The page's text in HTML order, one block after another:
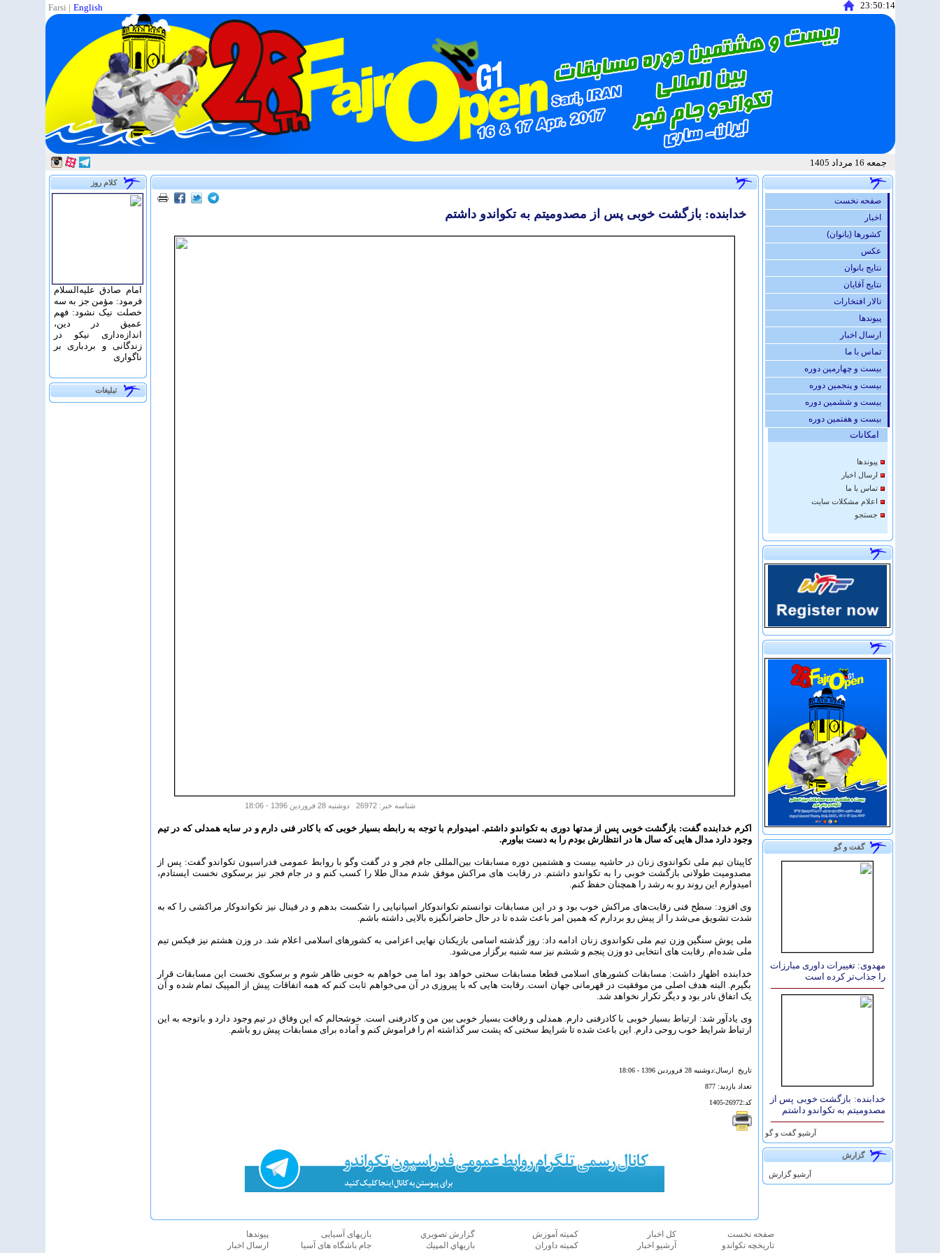
Farsi | English 23:50:14
جمعه 16 مرداد 1405
کلام روز
امام صادق علیه‌السلام
فرمود: مؤمن جز به سه
خصلت نیک نشود: فهم
عمیق در دین،
اندازه‌دارى نیکو در
زندگانى و بردبارى بر
ناگوارى
تبلیغات
خدابنده: بازگشت خوبی پس از مصدومیتم به تکواندو داشتم
شناسه خبر: 26972 دوشنبه 28 فروردين 1396 - 18:06
اکرم خدابنده گفت: بازگشت خوبی پس از مدتها دوری به تکواندو داشتم. امیدوارم با توجه به رابطه بسیار خوبی که با کادر فنی دارم و در سایه همدلی که در تیم
وجود دارد مدال هایی که سال ها در انتظارش بودم را به دست بیاورم.
کاپیتان تیم ملی تکواندوی زنان در حاشیه بیست و هشتمین دوره مسابقات بین‌المللی جام فجر و در گفت وگو با روابط عمومی فدراسیون تکواندو گفت: پس از
مصدومیت طولانی بازگشت خوبی را به تکواندو داشتم. در رقابت های مراکش موفق شدم مدال طلا را کسب کنم و در جام فجر نیز برسکوی نخست ایستادم،
امیدوارم این روند رو به رشد را همچنان حفظ کنم.
وی افزود: سطح فنی رقابت‌های مراکش خوب بود و در این مسابقات توانستم تکواندوکار اسپانیایی را شکست بدهم و در فینال نیز تکواندوکار مراکشی را که به
شدت تشویق می‌شد را از پیش رو بردارم که همین امر باعث شده تا در حال حاضرانگیزه بالایی داشته باشم.
ملی پوش سنگین وزن تیم ملی تکواندوی زنان ادامه داد: روز گذشته اسامی بازیکنان نهایی اعزامی به کشورهای اسلامی اعلام شد. در وزن هشتم نیز فیکس تیم
ملی شده‌ام. رقابت های انتخابی دو وزن پنجم و ششم نیز سه شنبه برگزار می‌شود.
خدابنده اظهار داشت: مسابقات کشورهای اسلامی قطعا مسابقات سختی خواهد بود اما می خواهم به خوبی ظاهر شوم و برسکوی نخست این مسابقات قرار
بگیرم. البته هدف اصلی من موفقیت در قهرمانی جهان است. رقابت هایی که با پیروزی در آن می‌خواهم ثابت کنم که همه اتفاقات پیش از المپیک تمام شده و آن
یک اتفاق نادر بود و دیگر تکرار نخواهد شد.
وی یادآور شد: ارتباط بسیار خوبی با کادرفنی دارم. همدلی و رفاقت بسیار خوبی بین من و کادرفنی است. خوشحالم که این وفاق در تیم وجود دارد و باتوجه به این
ارتباط شرایط خوب روحی دارم. این باعث شده تا شرایط سختی که پشت سر گذاشته ام را فراموش کنم و آماده برای مسابقات پیش رو باشم.
تاريخ ارسال:دوشنبه 28 فروردين 1396 - 18:06
تعداد بازديد: 877
کد:26972-1405
صفحه نخست
اخبار
کشورها (بانوان)
عكس
نتایج بانوان
نتایج آقایان
تالار افتخارات
پيوندها
ارسال اخبار
تماس با ما
بیست و چهارمین دوره
بیست و پنجمین دوره
بیست و ششمین دوره
بیست و هفتمین دوره
امكانات
پيوندها
ارسال اخبار
تماس با ما
اعلام مشكلات سايت
جستجو
گفت و گو
مهدوی: تغییرات داوری مبارزات
را جذاب‌تر كرده است
خدابنده: بازگشت خوبی پس از
مصدومیتم به تکواندو داشتم
آرشيو گفت و گو
گزارش
آرشيو گزارش
صفحه نخست
تاريخچه تكواندو
كل اخبار
آرشیو اخبار
كميته آموزش
كميته داوران
گزارش تصويري
بازيهاي المپيك
بازیهای آسیایی
جام باشگاه های آسیا
پيوندها
ارسال اخبار